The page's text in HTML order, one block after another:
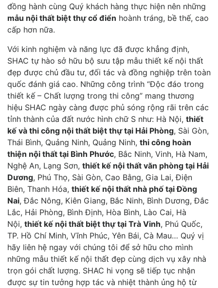
đồng hành cùng Quý khách hàng thực hiện nên những
mẫu nội thất biệt thự cổ điển hoành tráng, bề thế, cao
cấp hơn nữa.
Với kinh nghiệm và năng lực đã được khẳng định,
SHAC tự hào sở hữu bộ sưu tập mẫu thiết kế nội thất
đẹp được chủ đầu tư, đối tác và đồng nghiệp trên toàn
quốc đánh giá cao. Những công trình “Độc đáo trong
thiết kế – Chất lượng trong thi công” mang thương
hiệu SHAC ngày càng được phủ sóng rộng rãi trên các
tỉnh thành của đất nước hình chữ S như: Hà Nội, thiết
kế và thi công nội thất biệt thự tại Hải Phòng, Sài Gòn,
Thái Bình, Quảng Ninh, Quảng Ninh, thi công hoàn
thiện nội thất tại Bình Phước, Bắc Ninh, Vinh, Hà Nam,
Nghệ An, Lạng Sơn, thiết kế nội thất văn phòng tại Hải
Dương, Phú Thọ, Sài Gòn, Cao Bằng, Gia Lai, Điện
Biên, Thanh Hóa, thiết kế nội thất nhà phố tại Đồng
Nai, Đắc Nông, Kiên Giang, Bắc Ninh, Bình Dương, Đắc
Lắc, Hải Phòng, Bình Định, Hòa Bình, Lào Cai, Hà
Nội, thiết kế nội thất biệt thự tại Trà Vinh, Phú Quốc,
TP. Hồ Chí Minh, Vĩnh Phúc, Yên Bái, Cà Mau… Quý vị
hãy liên hệ ngay với chúng tôi để sở hữu cho mình
những mẫu thiết kế nội thất đẹp cùng dịch vụ xây nhà
trọn gói chất lượng. SHAC hi vọng sẽ tiếp tục nhận
được sự tin tưởng hợp tác và nhiệt thành ủng hộ từ